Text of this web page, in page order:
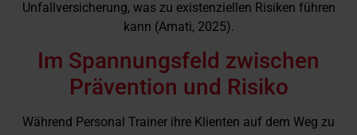
Unfallversicherung, was zu existenziellen Risiken führen
kann (Amati, 2025).
Im Spannungsfeld zwischen
Prävention und Risiko
Während Personal Trainer ihre Klienten auf dem Weg zu